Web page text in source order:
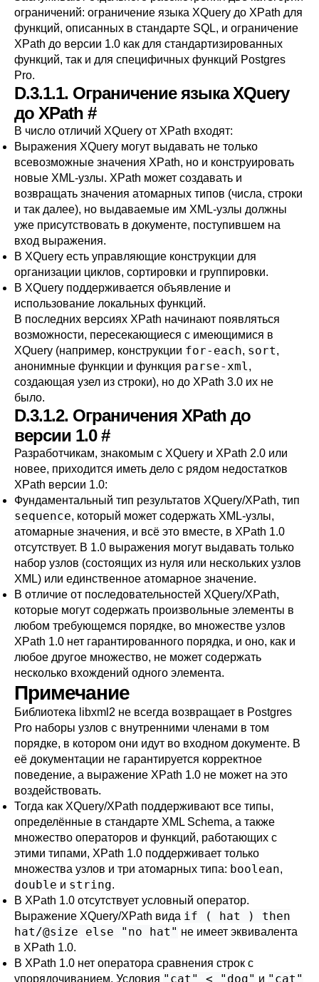
ограничений: ограничение языка XQuery до XPath для
функций, описанных в стандарте SQL, и ограничение
XPath до версии 1.0 как для стандартизированных
функций, так и для специфичных функций Postgres
Pro.
D.3.1.1. Ограничение языка XQuery
до XPath #
В число отличий XQuery от XPath входят:
Выражения XQuery могут выдавать не только
всевозможные значения XPath, но и конструировать
новые XML-узлы. XPath может создавать и
возвращать значения атомарных типов (числа, строки
и так далее), но выдаваемые им XML-узлы должны
уже присутствовать в документе, поступившем на
вход выражения.
В XQuery есть управляющие конструкции для
организации циклов, сортировки и группировки.
В XQuery поддерживается объявление и
использование локальных функций.
В последних версиях XPath начинают появляться
возможности, пересекающиеся с имеющимися в
XQuery (например, конструкции for-each, sort,
анонимные функции и функция parse-xml,
создающая узел из строки), но до XPath 3.0 их не
было.
D.3.1.2. Ограничения XPath до
версии 1.0#
Разработчикам, знакомым с XQuery и XPath 2.0 или
новее, приходится иметь дело с рядом недостатков
XPath версии 1.0:
Фундаментальный тип результатов XQuery/XPath, тип
sequence, который может содержать XML-узлы,
атомарные значения, и всё это вместе, в XPath 1.0
отсутствует. В 1.0 выражения могут выдавать только
набор узлов (состоящих из нуля или нескольких узлов
XML) или единственное атомарное значение.
В отличие от последовательностей XQuery/XPath,
которые могут содержать произвольные элементы в
любом требующемся порядке, во множестве узлов
XPath 1.0 нет гарантированного порядка, и оно, как и
любое другое множество, не может содержать
несколько вхождений одного элемента.
Примечание
Библиотека libxml2 не всегда возвращает в Postgres
Pro наборы узлов с внутренними членами в том
порядке, в котором они идут во входном документе. В
её документации не гарантируется корректное
поведение, а выражение XPath 1.0 не может на это
воздействовать.
Тогда как XQuery/XPath поддерживают все типы,
определённые в стандарте XML Schema, а также
множество операторов и функций, работающих с
этими типами, XPath 1.0 поддерживает только
множества узлов и три атомарных типа: boolean,
double и string.
В XPath 1.0 отсутствует условный оператор.
Выражение XQuery/XPath вида if ( hat ) then
hat/@size else "no hat" не имеет эквивалента
в XPath 1.0.
В XPath 1.0 нет оператора сравнения строк с
упорядочиванием. Условия "cat" < "dog" и "cat"